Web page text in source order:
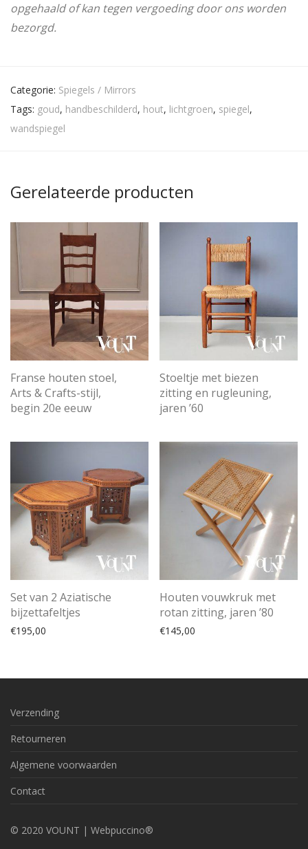
opgehaald of kan tegen vergoeding door ons worden
bezorgd.
Categorie: Spiegels / Mirrors
Tags: goud, handbeschilderd, hout, lichtgroen, spiegel,
wandspiegel
Gerelateerde producten
Franse houten stoel,
Arts & Crafts-stijl,
begin 20e eeuw
Stoeltje met biezen
zitting en rugleuning,
jaren ’60
Set van 2 Aziatische
bijzettafeltjes
€195,00
Houten vouwkruk met
rotan zitting, jaren ’80
€145,00
Verzending
Retourneren
Algemene voorwaarden
Contact
© 2020 VOUNT | Webpuccino®